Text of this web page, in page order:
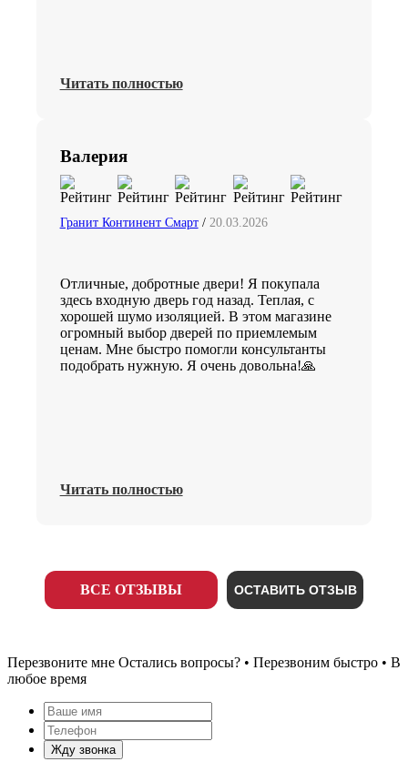
Читать полностью
Валерия
Гранит Континент Смарт/ 20.03.2026
Отличные, добротные двери! Я покупала
здесь входную дверь год назад. Теплая, с
хорошей шумо изоляцией. В этом магазине
огромный выбор дверей по приемлемым
ценам. Мне быстро помогли консультанты
подобрать нужную. Я очень довольна!🙏
Читать полностью
ВСЕ ОТЗЫВЫ ОСТАВИТЬ ОТЗЫВ
Перезвоните мне Остались вопросы? • Перезвоним быстро • В
любое время
Жду звонка